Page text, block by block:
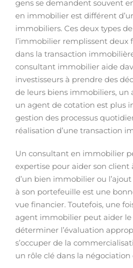
gens se demandent souvent
en immobilier est différent
immobiliers. Ces deux types
l’immobilier remplissent deux
dans la transaction
consultant immobilier aide
investisseurs à prendre des
de leurs biens immobiliers,
un agent de cotation est plus
gestion des processus
réalisation d’une transaction
Un consultant en immobilier
expertise pour aider son client
d’un bien immobilier ou
à son portefeuille est une
vue financier. Toutefois, une
agent immobilier peut aider
déterminer l’évaluation
s’occuper de la
un rôle clé dans la